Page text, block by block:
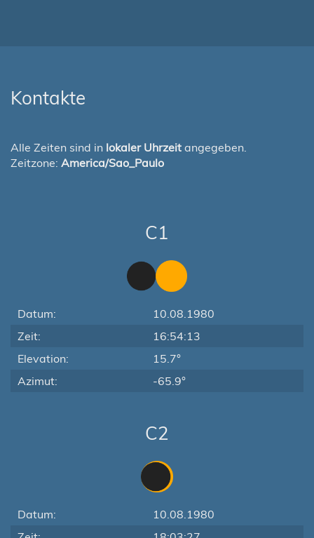
Kontakte
Alle Zeiten sind in lokaler Uhrzeit angegeben.
Zeitzone: America/Sao_Paulo
C1
Datum:
10.08.1980
Zeit:
16:54:13
Elevation:
15.7°
Azimut:
-65.9°
C2
Datum:
10.08.1980